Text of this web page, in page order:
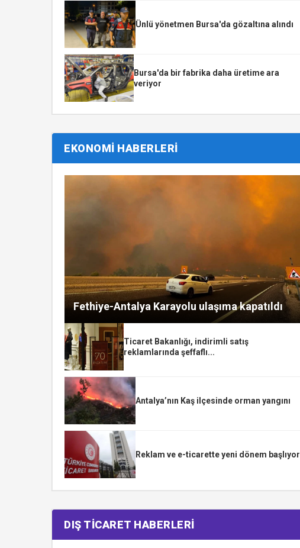
Ünlü yönetmen Bursa'da gözaltına alındı
Bursa'da bir fabrika daha üretime ara
veriyor
EKONOMİ HABERLERİ
Fethiye-Antalya Karayolu ulaşıma kapatıldı
Ticaret Bakanlığı, indirimli satış
reklamlarında şeffaflı...
Antalya’nın Kaş ilçesinde orman yangını
Reklam ve e-ticarette yeni dönem başlıyor
DIŞ TİCARET HABERLERİ